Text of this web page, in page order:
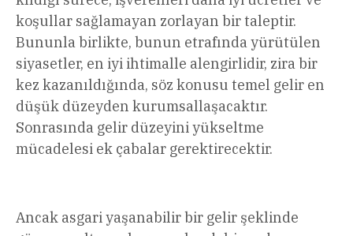
koşullar sağlamayan zorlayan bir taleptir.
Bununla birlikte, bunun etrafında yürütülen
siyasetler, en iyi ihtimalle alengirlidir, zira bir
kez kazanıldığında, söz konusu temel gelir en
düşük düzeyden kurumsallaşacaktır.
Sonrasında gelir düzeyini yükseltme
mücadelesi ek çabalar gerektirecektir.
Ancak asgari yaşanabilir bir gelir şeklinde